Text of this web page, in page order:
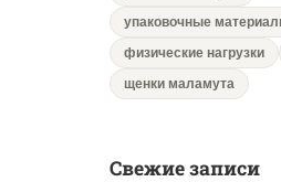
упаковочные
физические нагрузки
щенки маламута
Свежие записи